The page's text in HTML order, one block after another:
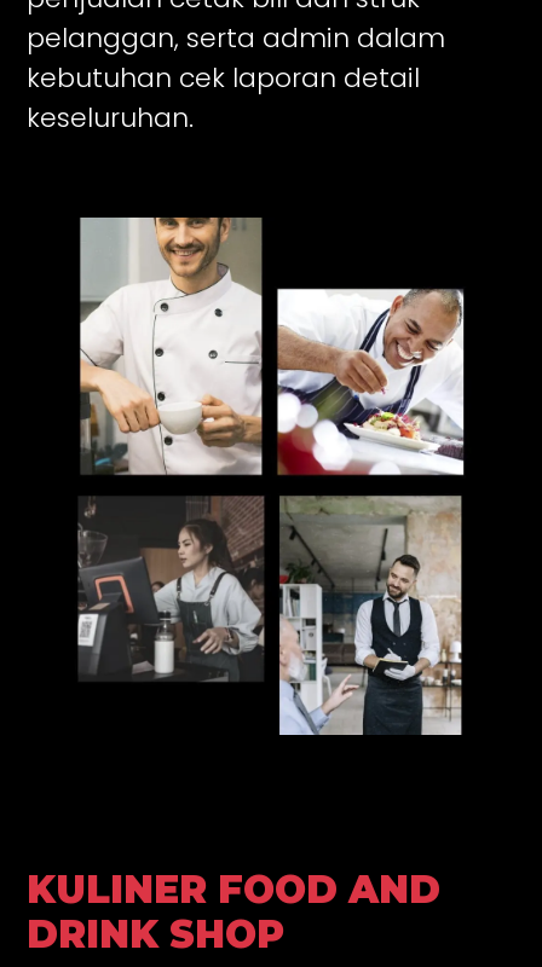
pelanggan, serta admin dalam
kebutuhan cek laporan detail
keseluruhan.
KULINER FOOD AND
DRINK SHOP